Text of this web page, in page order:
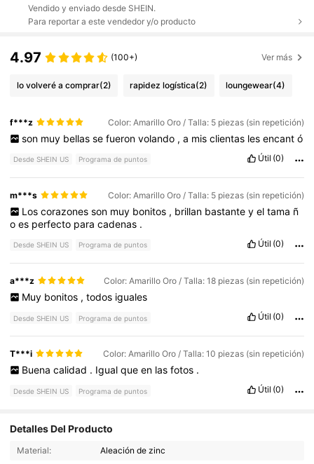
Vendido y enviado desde SHEIN.
Para reportar a este vendedor y/o producto
4.97 (100+) Ver más
lo volveré a comprar(2) rapidez logística(2) loungewear(4)
f***z Color: Amarillo Oro / Talla: 5 piezas (sin repetición)
son muy bellas se fueron volando , a mis clientas les encant ó
Desde SHEIN US Programa de puntos Útil (0)
m***s Color: Amarillo Oro / Talla: 5 piezas (sin repetición)
Los corazones son muy bonitos , brillan bastante y el tama ñ
oes perfecto paracadenas .
Desde SHEIN US Programa de puntos Útil (0)
a***z Color: Amarillo Oro / Talla: 18 piezas (sin repetición)
Muy bonitos , todos iguales
Desde SHEIN US Programa de puntos Útil (0)
T***i Color: Amarillo Oro / Talla: 10 piezas (sin repetición)
Buena calidad . Igual que en las fotos .
Desde SHEIN US Programa de puntos Útil (0)
Detalles Del Producto
Material: Aleación de zinc
4.91 10K Seguidores